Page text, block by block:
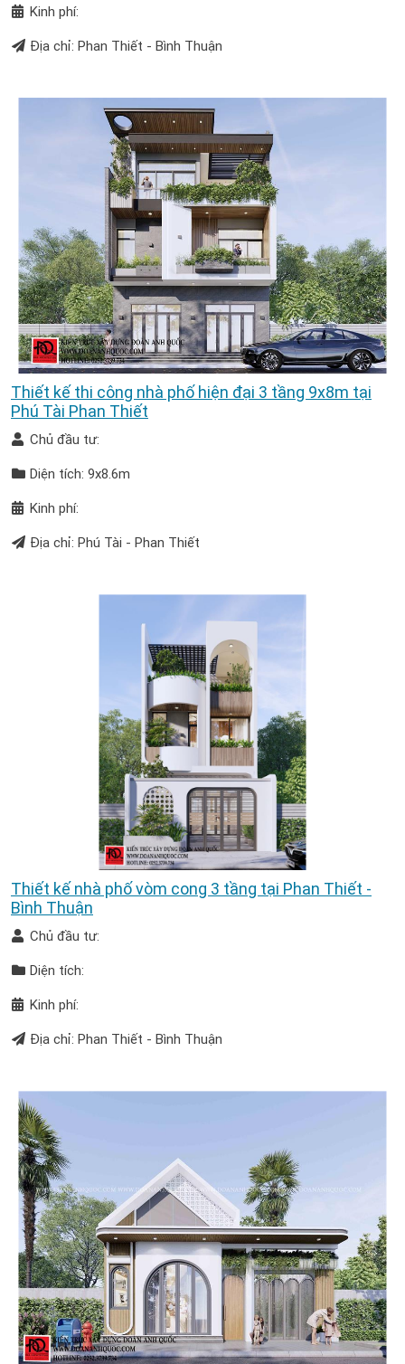
Kinh phí:
Địa chỉ: Phan Thiết - Bình Thuận
Thiết kế thi công nhà phố hiện đại 3 tầng 9x8m tại
Phú Tài Phan Thiết
Chủ đầu tư:
Diện tích: 9x8.6m
Kinh phí:
Địa chỉ: Phú Tài - Phan Thiết
Thiết kế nhà phố vòm cong 3 tầng tại Phan Thiết -
Bình Thuận
Chủ đầu tư:
Diện tích:
Kinh phí:
Địa chỉ: Phan Thiết - Bình Thuận